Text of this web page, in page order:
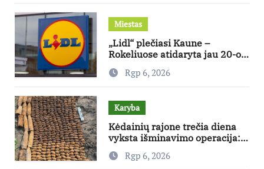
Miestas
„Lidl“ plečiasi Kaune –
Rokeliuose atidaryta jau 20-oji
parduotuvė mieste
Rgp 6, 2026
Karyba
Kėdainių rajone trečia diena
vyksta išminavimo operacija:
rastas didelis kiekis Antrojo
pasaulinio karo laikų
Rgp 6, 2026